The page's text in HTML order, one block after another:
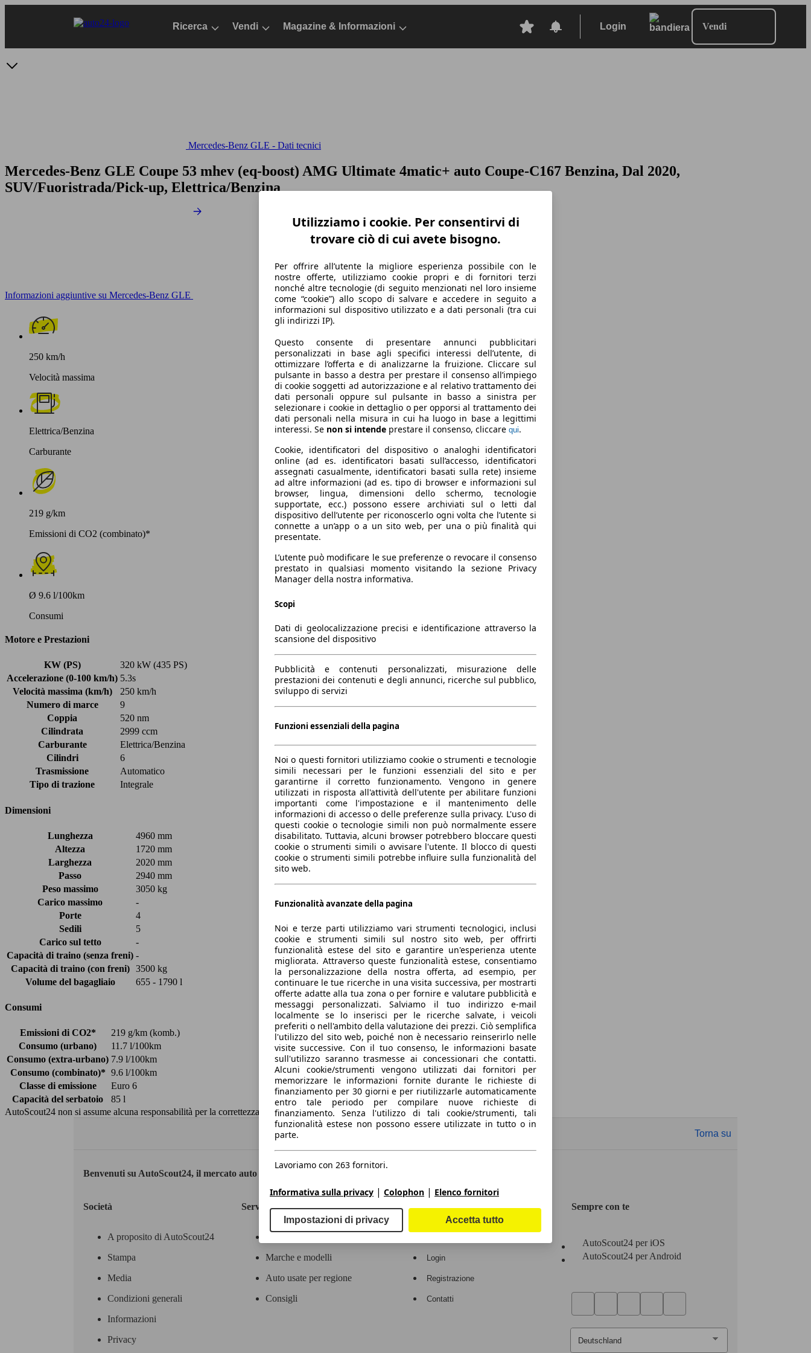
Ricerca Vendi Magazine & Informazioni Login Vendi
Mercedes-Benz GLE - Dati tecnici
Mercedes-Benz GLE Coupe 53 mhev (eq-boost) AMG Ultimate 4matic+ auto Coupe-C167 Benzina, Dal 2020,
SUV/Fuoristrada/Pick-up, Elettrica/Benzina
Informazioni aggiuntive su Mercedes-Benz GLE
250 km/h
Velocità massima
Elettrica/Benzina
Carburante
219 g/km
Emissioni di CO2 (combinato)*
Ø 9.6 l/100km
Consumi
Motore e Prestazioni
KW (PS)
320 kW (435 PS)
Accelerazione (0-100 km/h) 5.3s
Velocità massima (km/h)
250 km/h
Numero di marce
9
Coppia
520 nm
Cilindrata
2999 ccm
Carburante
Elettrica/Benzina
Cilindri
6
Trasmissione
Automatico
Tipo di trazione
Integrale
Dimensioni
Lunghezza
4960 mm
Altezza
1720 mm
Larghezza
2020 mm
Passo
2940 mm
Peso massimo
3050 kg
Carico massimo
-
Porte
4
Sedili
5
Carico sul tetto
-
Capacità di traino (senza freni) -
Capacità di traino (con freni)
3500 kg
Volume del bagagliaio
655 - 1790 l
Consumi
Emissioni di CO2*
219 g/km (komb.)
Consumo (urbano)
11.7 l/100km
Consumo (extra-urbano) 7.9 l/100km
Consumo (combinato)* 9.6 l/100km
Classe di emissione
Euro 6
Capacità del serbatoio
85 l
AutoScout24 non si assume alcuna responsabilità per la correttezza dei dati.
Torna su
Benvenuti su AutoScout24, il mercato auto europeo.
Società
A proposito di AutoScout24
Stampa
Media
Condizioni generali
Informazioni
Privacy
Servizi
Marche e modelli
Auto usate per regione
Consigli
Area rivenditori
Login
Registrazione
Contatti
Sempre con te
AutoScout24 per iOS
AutoScout24 per Android
Utilizziamo i cookie. Per consentirvi di
trovare ciò di cui avete bisogno.
Per offrire all’utente la migliore esperienza possibile con le
nostre offerte, utilizziamo cookie propri e di fornitori terzi
nonché altre tecnologie (di seguito menzionati nel loro insieme
come “cookie”) allo scopo di salvare e accedere in seguito a
informazioni sul dispositivo utilizzato e a dati personali (tra cui
gli indirizzi IP).
Questo consente di presentare annunci pubblicitari
personalizzati in base agli specifici interessi dell’utente, di
ottimizzare l’offerta e di analizzarne la fruizione. Cliccare sul
pulsante in basso a destra per prestare il consenso all’impiego
di cookie soggetti ad autorizzazione e al relativo trattamento dei
dati personali oppure sul pulsante in basso a sinistra per
selezionare i cookie in dettaglio o per opporsi al trattamento dei
dati personali nella misura in cui ha luogo in base a legittimi
interessi. Se non si intende prestare il consenso, cliccare qui.
Cookie, identificatori del dispositivo o analoghi identificatori
online (ad es. identificatori basati sull’accesso, identificatori
assegnati casualmente, identificatori basati sulla rete) insieme
ad altre informazioni (ad es. tipo di browser e informazioni sul
browser, lingua, dimensioni dello schermo, tecnologie
supportate, ecc.) possono essere archiviati sul o letti dal
dispositivo dell’utente per riconoscerlo ogni volta che l’utente si
connette a un’app o a un sito web, per una o più finalità qui
presentate.
L’utente può modificare le sue preferenze o revocare il consenso
prestato in qualsiasi momento visitando la sezione Privacy
Manager della nostra informativa.
Scopi
Dati di geolocalizzazione precisi e identificazione attraverso la
scansione del dispositivo
Pubblicità e contenuti personalizzati, misurazione delle
prestazioni dei contenuti e degli annunci, ricerche sul pubblico,
sviluppo di servizi
Funzioni essenziali della pagina
Noi o questi fornitori utilizziamo cookie o strumenti e tecnologie
simili necessari per le funzioni essenziali del sito e per
garantirne il corretto funzionamento. Vengono in genere
utilizzati in risposta all'attività dell'utente per abilitare funzioni
importanti come l'impostazione e il mantenimento delle
informazioni di accesso o delle preferenze sulla privacy. L'uso di
questi cookie o tecnologie simili non può normalmente essere
disabilitato. Tuttavia, alcuni browser potrebbero bloccare questi
cookie o strumenti simili o avvisare l'utente. Il blocco di questi
cookie o strumenti simili potrebbe influire sulla funzionalità del
sito web.
Funzionalità avanzate della pagina
Noi e terze parti utilizziamo vari strumenti tecnologici, inclusi
cookie e strumenti simili sul nostro sito web, per offrirti
funzionalità estese del sito e garantire un'esperienza utente
migliorata. Attraverso queste funzionalità estese, consentiamo
la personalizzazione della nostra offerta, ad esempio, per
continuare le tue ricerche in una visita successiva, per mostrarti
offerte adatte alla tua zona o per fornire e valutare pubblicità e
messaggi personalizzati. Salviamo il tuo indirizzo e-mail
localmente se lo inserisci per le ricerche salvate, i veicoli
preferiti o nell'ambito della valutazione dei prezzi. Ciò semplifica
l'utilizzo del sito web, poiché non è necessario reinserirlo nelle
visite successive. Con il tuo consenso, le informazioni basate
sull'utilizzo saranno trasmesse ai concessionari che contatti.
Alcuni cookie/strumenti vengono utilizzati dai fornitori per
memorizzare le informazioni fornite durante le richieste di
finanziamento per 30 giorni e per riutilizzarle automaticamente
entro tale periodo per compilare nuove richieste di
finanziamento. Senza l'utilizzo di tali cookie/strumenti, tali
funzionalità estese non possono essere utilizzate in tutto o in
parte.
Lavoriamo con 263 fornitori.
Informativa sulla privacy | Colophon | Elenco fornitori
Impostazioni di privacy Accetta tutto